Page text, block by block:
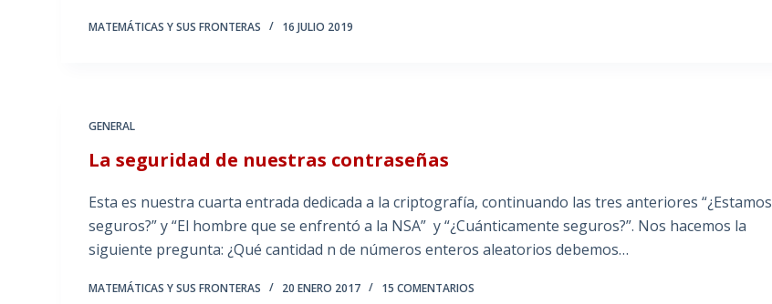
MATEMÁTICAS Y SUS FRONTERAS 16 JULIO 2019
GENERAL
La seguridad de nuestras contraseñas
Esta es nuestra cuarta entrada dedicada a la criptografía, continuando las tres anteriores “¿Estamos
seguros?” y “El hombre que se enfrentó a la NSA” y “¿Cuánticamente seguros?”. Nos hacemos la
siguiente pregunta: ¿Qué cantidad n de números enteros aleatorios debemos…
MATEMÁTICAS Y SUS FRONTERAS 20 ENERO 2017 15 COMENTARIOS